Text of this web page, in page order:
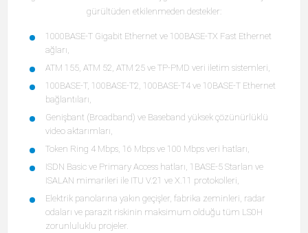
gürültüden etkilenmeden destekler:
1000BASE-T Gigabit Ethernet ve 100BASE-TX Fast Ethernet
ağları,
ATM 155, ATM 52, ATM 25 ve TP-PMD veri iletim sistemleri,
100BASE-T, 100BASE-T2, 100BASE-T4 ve 10BASE-T Ethernet
bağlantıları,
Genişbant (Broadband) ve Baseband yüksek çözünürlüklü
video aktarımları,
Token Ring 4 Mbps, 16 Mbps ve 100 Mbps veri hatları,
ISDN Basic ve Primary Access hatları, 1BASE-5 Starlan ve
ISALAN mimarileri ile ITU V.21 ve X.11 protokolleri,
Elektrik panolarına yakın geçişler, fabrika zeminleri, radar
odaları ve parazit riskinin maksimum olduğu tüm LS0H
zorunluluklu projeler.